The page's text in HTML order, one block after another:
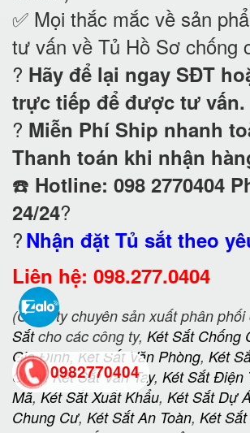
✅ Mọi thắc mắc về sản
tư vấn về Tủ Hồ Sơ chống
? Hãy để lại ngay SĐT
trực tiếp để được tư vấn.
? Miễn Phí Ship nhanh
Thanh toán khi nhận
☎️ Hotline: 098 2770404
24/24?
?Nhận đặt Tủ sắt theo
Liên hệ: 098.277.0404
(Công ty chuyên sản xuất phân
Sắtcho các công ty, Két Sắt Chống
Gia Đình, Két Sắt Văn Phòng, Két
Cháy,Két Sắt Vân Tay, Két Sắt Điện
Mã, Két Sắt Xuất Khẩu, Két Sắt Dự
Chung Cư, Két Sắt An Toàn, Két
0982770404